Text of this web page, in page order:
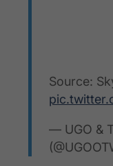
Source:
— UGO &